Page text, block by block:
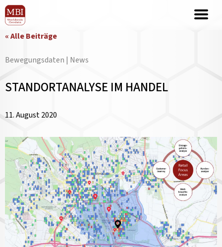
« Alle Beiträge
Bewegungsdaten | News
STANDORTANALYSE IM HANDEL
11. August 2020